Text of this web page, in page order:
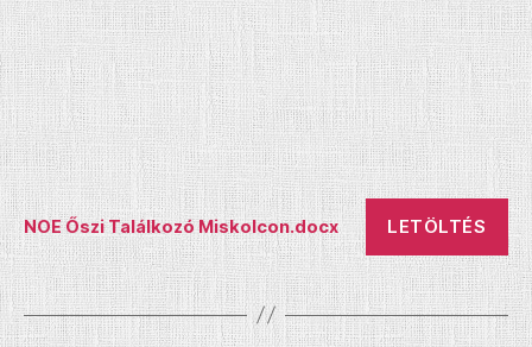
NOE Őszi Találkozó Miskolcon.docx LETÖLTÉS